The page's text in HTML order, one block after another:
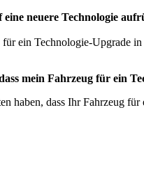
neuere Technologie
ein Technologie-Upgrade
mein Fahrzeug für ein
haben, dass Ihr Fahrzeug